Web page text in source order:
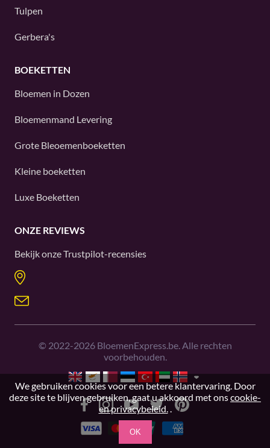
Tulpen
Gerbera's
BOEKETTEN
Bloemen in Dozen
Bloemenmand Levering
Grote Bleoemenboeketten
Kleine boeketten
Luxe Boeketten
ONZE REVIEWS
Bekijk onzeTrustpilot-recensies
© 2022-2026BloemenExpress.be. Alle rechten
voorbehouden.
We gebruiken cookies voor een betere klantervaring. Door
deze site te blijven gebruiken, gaat u akkoord met onscookie-
en privacybeleid..
OK